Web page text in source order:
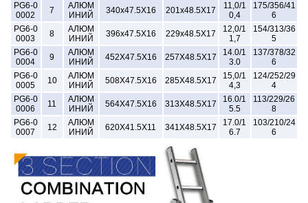
PG6-0
0002
7
АЛЮМ
ИНИЙ
340x47.5X16 201x48.5X17
11,0/1
0,4
175/356/41
6
PG6-0
0003
8
АЛЮМ
ИНИЙ
396x47.5X16 229x48.5X17
12,0/1
1,7
154/313/36
5
PG6-0
0004
9
АЛЮМ
ИНИЙ
452X47.5X16 257X48.5X17
14.0/1
3.0
137/378/32
6
PG6-0
0005
10
АЛЮМ
ИНИЙ
508X47.5X16 285X48.5X17
15,0/1
4,3
124/252/29
4
PG6-0
0006
11
АЛЮМ
ИНИЙ
564X47.5X16 313X48.5X17
16.0/1
5.5
113/229/26
8
PG6-0
0007
12
АЛЮМ
ИНИЙ
620X41.5X11 341X48.5X17
17.0/1
6.7
103/210/24
6